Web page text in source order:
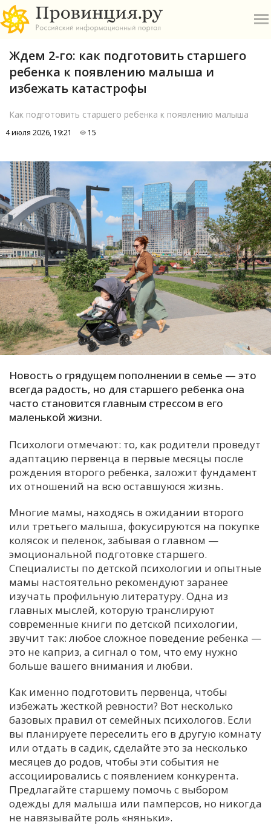
В
Е
И
К
М
П
Р
С
Т
Х
Ч
Я
Ждем 2-го: как подготовить старшего
ребенка к появлению малыша и
избежать катастрофы
Как подготовить старшего ребенка к появлению малыша
4 июля 2026, 19:21 15
Новость о грядущем пополнении в семье — это
всегда радость, но для старшего ребенка она
часто становится главным стрессом в его
маленькой жизни.
Психологи отмечают: то, как родители проведут
адаптацию первенца в первые месяцы после
рождения второго ребенка, заложит фундамент
их отношений на всю оставшуюся жизнь.
Многие мамы, находясь в ожидании второго
или третьего малыша, фокусируются на покупке
колясок и пеленок, забывая о главном —
эмоциональной подготовке старшего.
Специалисты по детской психологии и опытные
мамы настоятельно рекомендуют заранее
изучать профильную литературу. Одна из
главных мыслей, которую транслируют
современные книги по детской психологии,
звучит так: любое сложное поведение ребенка —
это не каприз, а сигнал о том, что ему нужно
больше вашего внимания и любви.
Как именно подготовить первенца, чтобы
избежать жесткой ревности? Вот несколько
базовых правил от семейных психологов. Если
вы планируете переселить его в другую комнату
или отдать в садик, сделайте это за несколько
месяцев до родов, чтобы эти события не
ассоциировались с появлением конкурента.
Предлагайте старшему помочь с выбором
одежды для малыша или памперсов, но никогда
не навязывайте роль «няньки».